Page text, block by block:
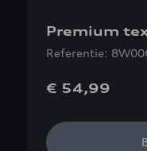
Premium
Referentie:
€ 54,99